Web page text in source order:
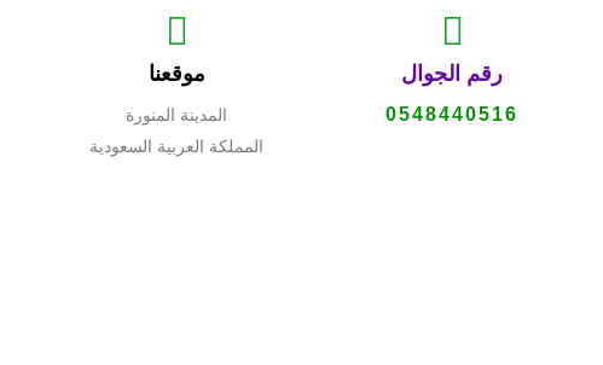
رقم الجوال
0548440516
موقعنا
المدينة المنورة
المملكة العربية السعودية